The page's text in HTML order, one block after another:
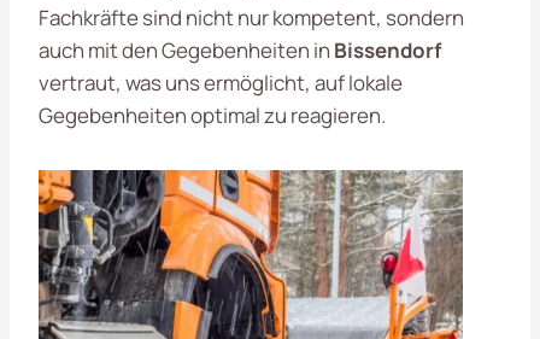
Fachkräfte sind nicht nur kompetent, sondern
auch mit den Gegebenheiten in Bissendorf
vertraut, was uns ermöglicht, auf lokale
Gegebenheiten optimal zu reagieren.